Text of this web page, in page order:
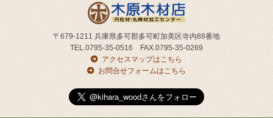
〒679-1211 兵庫県多可郡多可町加美区寺内88番地
TEL.0795-35-0516 FAX.0795-35-0269
アクセスマップはこちら
お問合せフォームはこちら